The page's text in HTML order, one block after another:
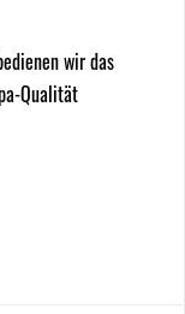
wir das
Qualität